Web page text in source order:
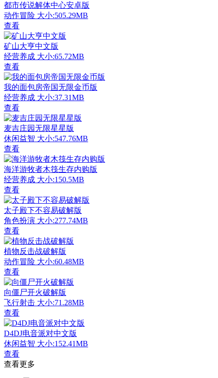
都市传说解体中心安卓版
动作冒险 大小:505.29MB
查看
矿山大亨中文版
经营养成 大小:65.72MB
查看
我的面包房帝国无限金币版
经营养成 大小:37.31MB
查看
麦吉庄园无限星星版
休闲益智 大小:547.76MB
查看
海洋游牧者木筏生存内购版
经营养成 大小:150.5MB
查看
太子殿下不容易破解版
角色扮演 大小:277.74MB
查看
植物反击战破解版
动作冒险 大小:60.48MB
查看
向僵尸开火破解版
飞行射击 大小:71.28MB
查看
D4DJ电音派对中文版
休闲益智 大小:152.41MB
查看
查看更多